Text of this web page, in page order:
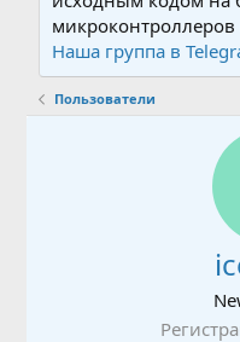
Наша группа в
Пользователи